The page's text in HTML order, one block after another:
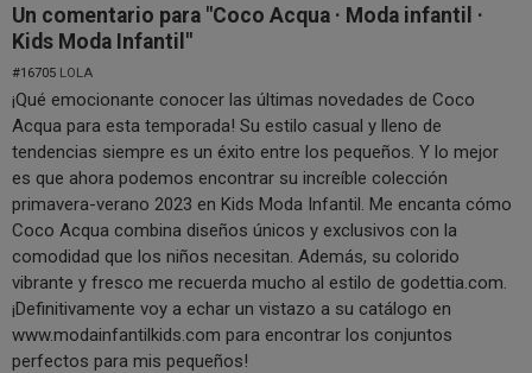
Un comentario para "Coco Acqua · Moda infantil ·
Kids Moda Infantil"
#16705 LOLA
¡Qué emocionante conocer las últimas novedades de Coco
Acqua para esta temporada! Su estilo casual y lleno de
tendencias siempre es un éxito entre los pequeños. Y lo mejor
es que ahora podemos encontrar su increíble colección
primavera-verano 2023 en Kids Moda Infantil. Me encanta cómo
Coco Acqua combina diseños únicos y exclusivos con la
comodidad que los niños necesitan. Además, su colorido
vibrante y fresco me recuerda mucho al estilo de godettia.com.
¡Definitivamente voy a echar un vistazo a su catálogo en
www.modainfantilkids.com para encontrar los conjuntos
perfectos para mis pequeños!